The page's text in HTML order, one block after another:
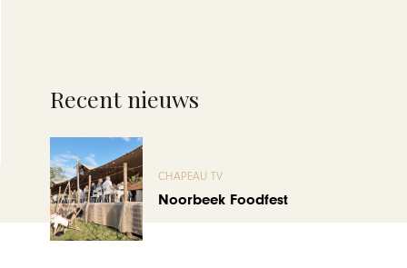
Recent nieuws
CHAPEAU TV
Noorbeek Foodfest